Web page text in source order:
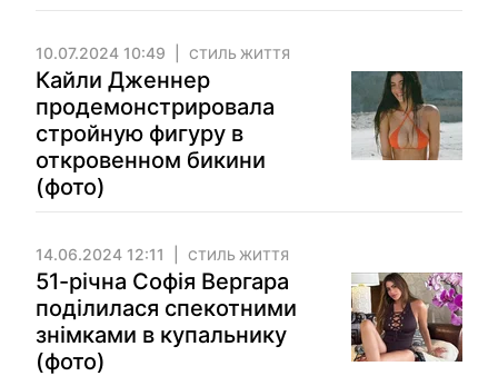
10.07.2024 10:49 СТИЛЬ ЖИТТЯ
Кайли Дженнер
продемонстрировала
стройную фигуру в
откровенном бикини
(фото)
14.06.2024 12:11 СТИЛЬ ЖИТТЯ
51-річна Софія Вергара
поділилася спекотними
знімками в купальнику
(фото)